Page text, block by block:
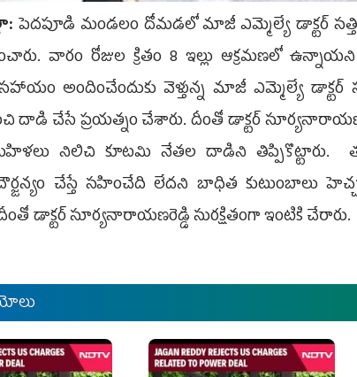
పెదపూడి మండలం దోమడలో మాజీ ఎమ్మెల్యే డాక్టర్
వారం రోజుల క్రితం 8 ఇల్లు ఆక్రమణలో
అందించేందుకు వెళ్తున్న‌ మాజీ ఎమ్మెల్యే
దాడి చేసే ప్రయత్నం చేశారు. దీంతో డాక్టర్ సూర్యనారాయణ
నిలిచి కూట‌మి నేత‌ల దాడిని తిప్పికొట్టారు.
చేస్తే సహించేది లేదని బాధిత కుటుంబాలు
డాక్ట‌ర్ సూర్య‌నారాయ‌ణ‌రెడ్డి సురక్షితంగా ఇంటికి చేరారు.